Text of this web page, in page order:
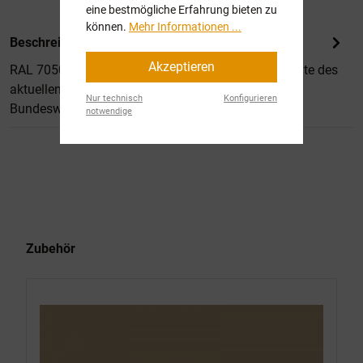
Beschreibung
RAL 7050 Tarngrau, stumpfmatt ist eine Komponente des
aktuellen Flecktarnanstriches für aride Gebiete der
Bundeswehr, oder a…
Produktgalerie überspringen
Zubehör
eine bestmögliche Erfahrung bieten zu
können. Mehr Informationen ...
Akzeptieren
Nur technisch
notwendige
Konfigurieren